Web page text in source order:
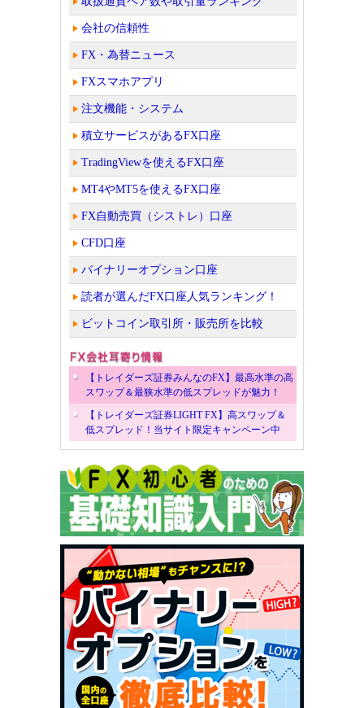
会社の信頼性
FX・為替ニュース
FXスマホアプリ
注文機能・システム
積立サービスがあるFX口座
TradingViewを使えるFX口座
MT4やMT5を使えるFX口座
FX自動売買（シストレ）口座
CFD口座
バイナリーオプション口座
読者が選んだFX口座人気ランキング！
ビットコイン取引所・販売所を比較
【トレイダーズ証券みんなのFX】最高水準の高
スワップ＆最狭水準の低スプレッドが魅力！
【トレイダーズ証券LIGHT FX】高スワップ＆
低スプレッド！当サイト限定キャンペーン中